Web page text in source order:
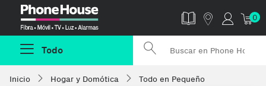
0
Todo
Inicio Hogar y Domótica
Todo en Pequeño